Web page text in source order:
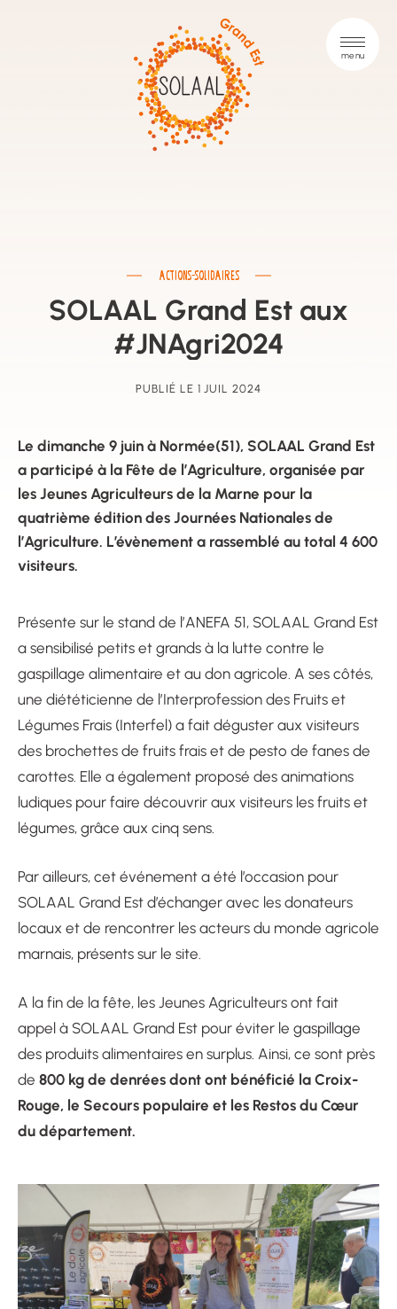
ACTIONS-SOLIDAIRES
SOLAAL Grand Est aux
#JNAgri2024
PUBLIÉ LE 1 JUIL 2024
Le dimanche 9 juin à Normée(51), SOLAAL Grand Est
a participé à la Fête de l’Agriculture, organisée par
les Jeunes Agriculteurs de la Marne pour la
quatrième édition des Journées Nationales de
l’Agriculture. L’évènement a rassemblé au total 4 600
visiteurs.
Présente sur le stand de l’ANEFA 51, SOLAAL Grand Est
a sensibilisé petits et grands à la lutte contre le
gaspillage alimentaire et au don agricole. A ses côtés,
une diététicienne de l’Interprofession des Fruits et
Légumes Frais (Interfel) a fait déguster aux visiteurs
des brochettes de fruits frais et de pesto de fanes de
carottes. Elle a également proposé des animations
ludiques pour faire découvrir aux visiteurs les fruits et
légumes, grâce aux cinq sens.
Par ailleurs, cet événement a été l’occasion pour
SOLAAL Grand Est d’échanger avec les donateurs
locaux et de rencontrer les acteurs du monde agricole
marnais, présents sur le site.
A la fin de la fête, les Jeunes Agriculteurs ont fait
appel à SOLAAL Grand Est pour éviter le gaspillage
des produits alimentaires en surplus. Ainsi, ce sont près
de 800 kg de denrées dont ont bénéficié la Croix-
Rouge, le Secours populaire et les Restos du Cœur
du département.